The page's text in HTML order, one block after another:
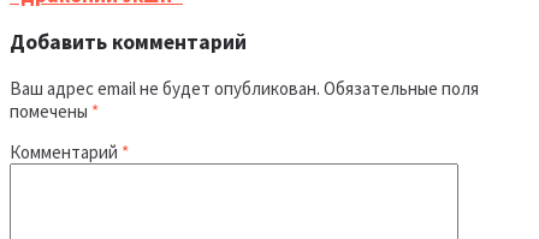
Добавить комментарий
Ваш адрес email не будет опубликован. Обязательные поля
помечены *
Комментарий *